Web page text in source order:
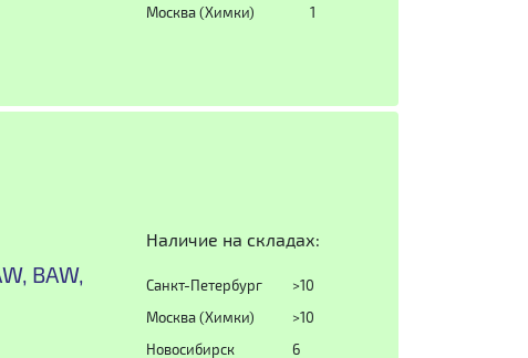
Москва (Химки)
1
BAW,
Наличие на складах:
Санкт-Петербург
>10
Москва (Химки)
>10
Новосибирск
6